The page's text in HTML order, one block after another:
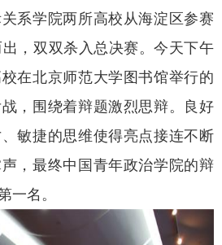
系学院两所高校从海淀区参赛
，双双杀入总决赛。今天下午
在北京师范大学图书馆举行的
，围绕着辩题激烈思辩。良好
敏捷的思维使得亮点接连不断
，最终中国青年政治学院的辩
一名。